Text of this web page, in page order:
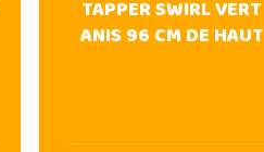
TAPPER SWIRL VERT
ANIS 96 CM DE HAUT